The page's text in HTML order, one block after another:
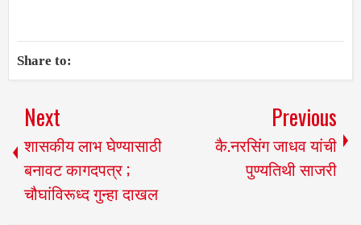
Share to:
Next
शासकीय लाभ घेण्यासाठी
बनावट कागदपत्र ;
चौघांविरूध्द गुन्हा दाखल
Previous
कै.नरसिंग जाधव यांची
पुण्यतिथी साजरी